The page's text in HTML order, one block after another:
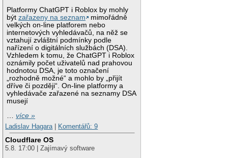
Platformy ChatGPT i Roblox by mohly
býtzařazeny na seznam
mimořádně
velkých on-line platforem nebo
internetových vyhledávačů, na něž se
vztahují zvláštní podmínky podle
nařízení o digitálních službách (DSA).
Vzhledem k tomu, že ChatGPT i Roblox
oznámily počet uživatelů nad prahovou
hodnotou DSA, je toto označení
„rozhodně možné“ a mohlo by „přijít
dříve či později“. On-line platformy a
vyhledávače zařazené na seznamy DSA
musejí
…více »
Ladislav Hagara| Komentářů: 9
Cloudflare OS
5.8. 17:00 | Zajímavý software